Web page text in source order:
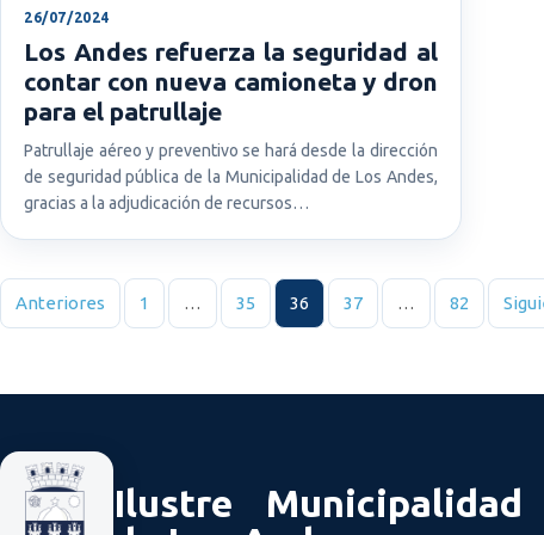
26/07/2024
Los Andes refuerza la seguridad al
contar con nueva camioneta y dron
para el patrullaje
Patrullaje aéreo y preventivo se hará desde la dirección
de seguridad pública de la Municipalidad de Los Andes,
gracias a la adjudicación de recursos…
Paginación de entradas
Anteriores 1 … 35 36 37 … 82
Ilustre Municipalidad